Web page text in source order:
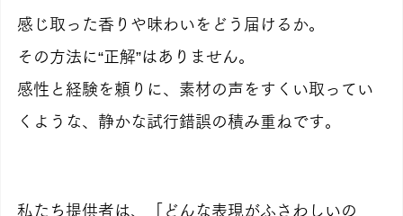
感じ取った香りや味わいをどう届けるか。
その方法に“正解”はありません。
感性と経験を頼りに、素材の声をすくい取ってい
くような、静かな試行錯誤の積み重ねです。
私たち提供者は、「どんな表現がふさわしいの